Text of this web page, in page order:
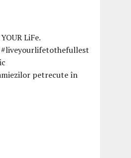
petrecute în